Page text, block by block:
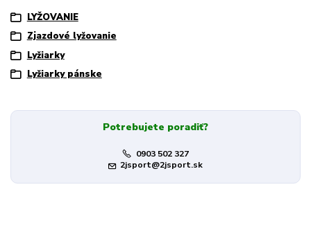
LYŽOVANIE
Zjazdové lyžovanie
Lyžiarky
Lyžiarky pánske
Potrebujete poradiť?
0903 502 327
2jsport@2jsport.sk